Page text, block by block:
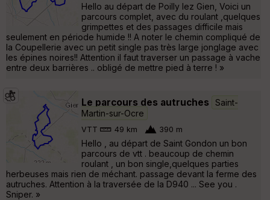
Hello au départ de Poilly lez Gien, Voici un
parcours complet, avec du roulant ,quelques
grimpettes et des passages difficile mais
seulement en période humide !! A noter le chemin compliqué de
la Coupellerie avec un petit single pas très large jonglage avec
les épines noires!! Attention il faut traverser un passage à vache
entre deux barrières .. obligé de mettre pied à terre ! »
Le parcours des autruches
Saint-
Martin-sur-Ocre
VTT 49 km 390 m
Hello , au départ de Saint Gondon un bon
parcours de vtt . beaucoup de chemin
roulant , un bon single,quelques parties
herbeuses mais rien de méchant. passage devant la ferme des
autruches. Attention à la traversée de la D940 ... See you .
Sniper. »